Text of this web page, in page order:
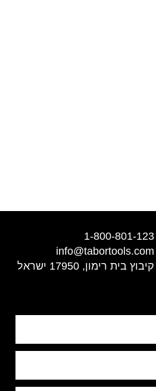
1-800-801-123
info@tabortools.com
קיבוץ בית רימון, 17950 ישראל